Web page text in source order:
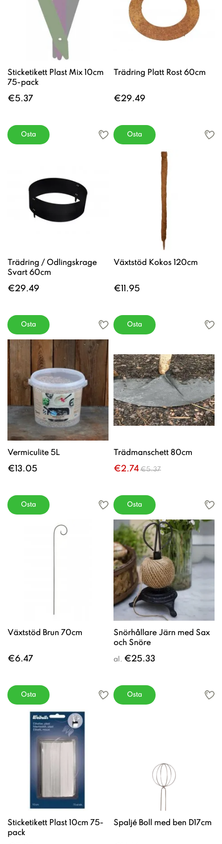
Sticketikett Plast Mix 10cm
75-pack
€5.37
Osta
Trädring Platt Rost 60cm
€29.49
Osta
Trädring / Odlingskrage
Svart 60cm
€29.49
Osta
Växtstöd Kokos 120cm
€11.95
Osta
Vermiculite 5L
€13.05
Osta
Trädmanschett 80cm
€2.74 €5.37
Osta
Växtstöd Brun 70cm
€6.47
Osta
Snörhållare Järn med Sax
och Snöre
al. €25.33
Osta
Sticketikett Plast 10cm 75-
pack
Spaljé Boll med ben D17cm